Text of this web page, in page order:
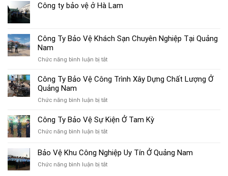
Công ty bảo vệ ở Hà Lam
Công Ty Bảo Vệ Khách Sạn Chuyên Nghiệp Tại Quảng
Nam
Chức năng bình luận bị tắtở
Ty
Bảo
Khách
Chuyên
Nam
Công Ty Bảo Vệ Công Trình Xây Dựng Chất Lượng Ở
Quảng Nam
Chức năng bình luận bị tắtở
Ty
Bảo
Vệ
Trình
Dựng
Công Ty Bảo Vệ Sự Kiện Ở Tam Kỳ
Chức năng bình luận bị tắtở
Ty
Bảo
Vệ
Bảo Vệ Khu Công Nghiệp Uy Tín Ở Quảng Nam
Chức năng bình luận bị tắtở